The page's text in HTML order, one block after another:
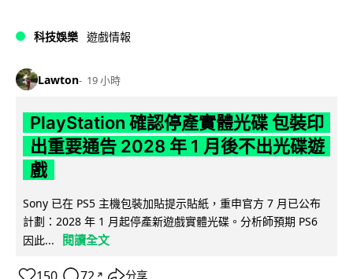
科技娛樂 遊戲情報
Lawton 19 小時
PlayStation 確認停產實體光碟 包裝印
出重要通告 2028 年 1 月後不出光碟遊
戲
Sony 已在 PS5 主機包裝加貼提示貼紙，重申官方 7 月已公布
計劃：2028 年 1 月起停產新遊戲實體光碟。分析師預期 PS6
因此...
閱讀全文
↗ 分享